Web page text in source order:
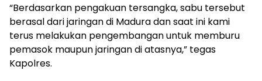
“Berdasarkan pengakuan tersangka, sabu tersebut
berasal dari jaringan di Madura dan saat ini kami
terus melakukan pengembangan untuk memburu
pemasok maupun jaringan di atasnya,” tegas
Kapolres.